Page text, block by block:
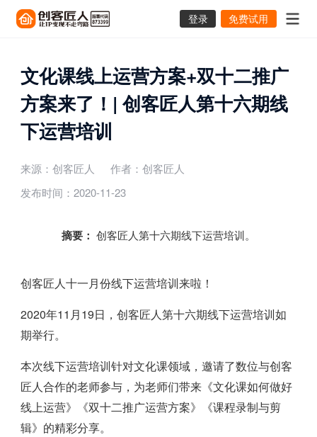
登录 免费试用
文化课线上运营方案+双十二推广
方案来了！| 创客匠人第十六期线
下运营培训
来源：创客匠人
作者：创客匠人
发布时间：2020-11-23
摘要： 创客匠人第十六期线下运营培训。
创客匠人十一月份线下运营培训来啦！
2020年11月19日，创客匠人第十六期线下运营培训如
期举行。
本次线下运营培训针对文化课领域，邀请了数位与创客
匠人合作的老师参与，为老师们带来《文化课如何做好
线上运营》《双十二推广运营方案》《课程录制与剪
辑》的精彩分享。